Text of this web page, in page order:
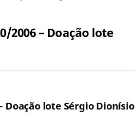
2006 – Doação lote
Doação lote Sérgio Dionísio